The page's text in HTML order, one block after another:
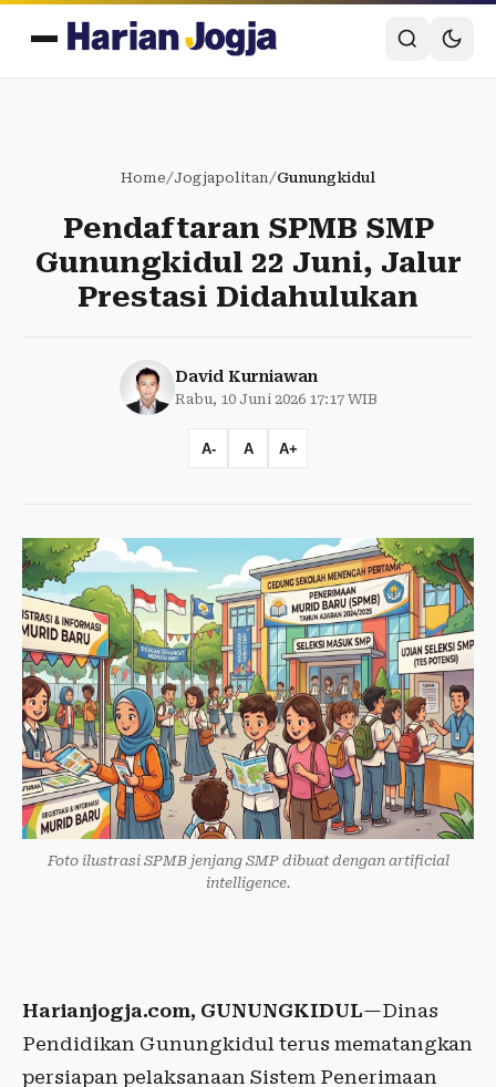
Home/Jogjapolitan/Gunungkidul
Pendaftaran SPMB SMP
Gunungkidul 22 Juni, Jalur
Prestasi Didahulukan
David Kurniawan
Rabu, 10 Juni 2026 17:17 WIB
A- A A+
Foto ilustrasi SPMB jenjang SMP dibuat dengan artificial
intelligence.
Harianjogja.com, GUNUNGKIDUL—Dinas
Pendidikan Gunungkidul terus mematangkan
persiapan pelaksanaan Sistem Penerimaan